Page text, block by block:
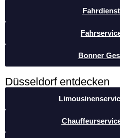
Bonner
Düsseldorf entdecken